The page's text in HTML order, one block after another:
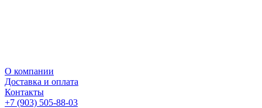
О компании
Доставка и оплата
Контакты
+7 (903) 505-88-03